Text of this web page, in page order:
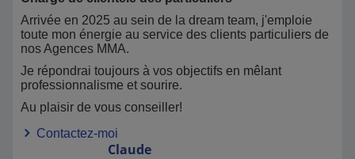
Arrivée en 2025 au sein de la dream team, j'emploie
toute mon énergie au service des clients particuliers de
nos Agences MMA.
Je répondrai toujours à vos objectifs en mêlant
professionnalisme et sourire.
Au plaisir de vous conseiller!
Contactez-moi
Claude